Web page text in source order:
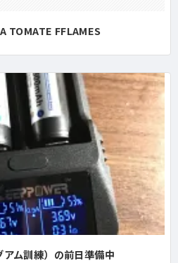
FFLAMES
ム訓練）の前日準備中